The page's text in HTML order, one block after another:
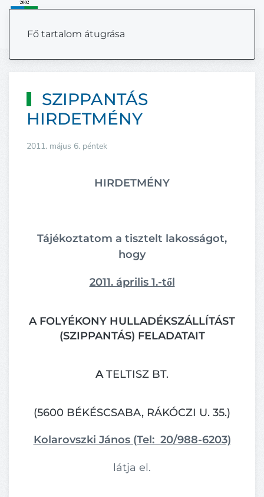
Fő tartalom átugrása
SZIPPANTÁS
HIRDETMÉNY
2011. május 6. péntek
HIRDETMÉNY
Tájékoztatom a tisztelt lakosságot,
hogy
2011. április 1.-től
A FOLYÉKONY HULLADÉKSZÁLLÍTÁST
(SZIPPANTÁS) FELADATAIT
ATELTISZ BT.
(5600 BÉKÉSCSABA, RÁKÓCZI U. 35.)
Kolarovszki János (Tel: 20/988-6203)
látja el.